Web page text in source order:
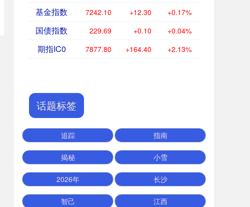
基金指数 7242.10 +12.30 +0.17%
国债指数 229.69 +0.10 +0.04%
期指IC0 7877.80 +164.40 +2.13%
话题标签
追踪 指南
揭秘 小雪
2026年 长沙
智己 江西